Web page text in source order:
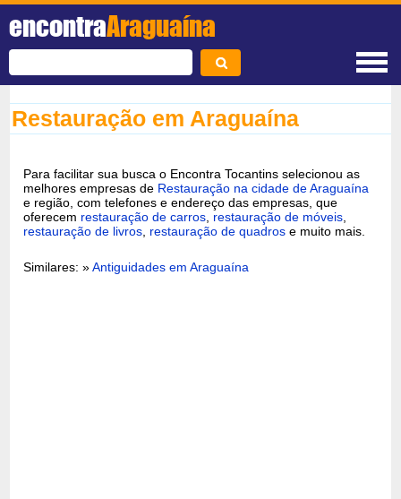
encontraAraguaína
Restauração em Araguaína
Para facilitar sua busca o Encontra Tocantins selecionou as
melhores empresas de Restauração na cidade de Araguaína
e região, com telefones e endereço das empresas, que
oferecem restauração de carros restauração de móveis
restauração de livros restauração de quadros e muito mais.
Similares: »Antiguidades em Araguaína